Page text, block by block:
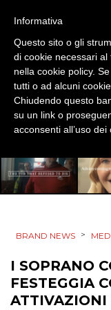
DATI
RICERCHE
PREVISIONI/
TREND
BRAND NEWS >
I SOPRANO
FESTEGGIA
Informativa
Questo sito o gli
di cookie necessari
nella cookie policy.
tutti o ad alcuni
Chiudendo questo
su un link o
acconsenti all’uso dei